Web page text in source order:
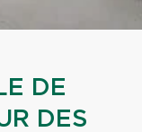
DE
DES